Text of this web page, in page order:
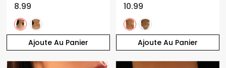
Ajoute Au Panier
8.99
Ajoute Au Panier
10.99